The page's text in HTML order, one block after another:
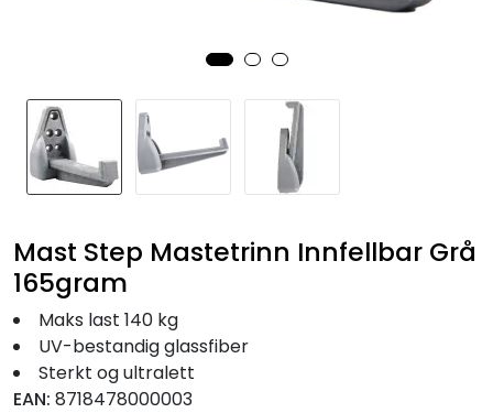
Mast Step Mastetrinn Innfellbar Grå
165gram
Maks last 140 kg
UV-bestandig glassfiber
Sterkt og ultralett
EAN: 8718478000003
Nyheter